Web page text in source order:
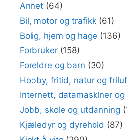
Annet (64)
Bil, motor og trafikk (61)
Bolig, hjem og hage (136)
Forbruker (158)
Foreldre og barn (30)
Hobby, fritid, natur og
Internett, datamaskiner og
Jobb, skole og utdanning
Kjæledyr og dyrehold (87)